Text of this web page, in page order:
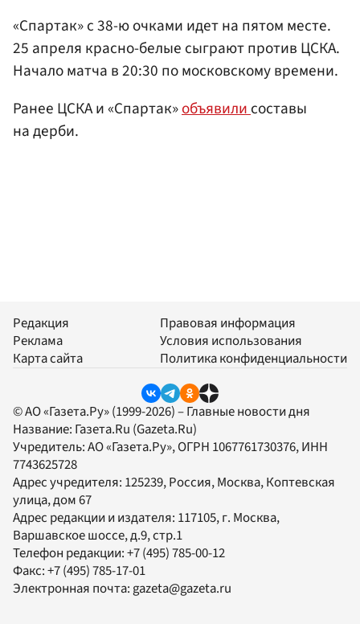
«Спартак» с 38-ю очками идет на пятом месте.
25 апреля красно-белые сыграют против ЦСКА.
Начало матча в 20:30 по московскому времени.
Ранее ЦСКА и «Спартак»объявилисоставы
на дерби.
Редакция
Реклама
Карта сайта
Правовая информация
Условия использования
Политика конфиденциальности
© АО «Газета.Ру» (1999-2026) – Главные новости дня
Название: Газета.Ru (Gazeta.Ru)
Учредитель:АО «Газета.Ру», ОГРН 1067761730376, ИНН
7743625728
Адрес учредителя: 125239, Россия, Москва, Коптевская
улица, дом 67
Адрес редакции и издателя: 117105, г. Москва,
Варшавское шоссе, д.9, стр.1
Телефон редакции:+7 (495) 785-00-12
Факс:+7 (495) 785-17-01
Электронная почта:gazeta@gazeta.ru